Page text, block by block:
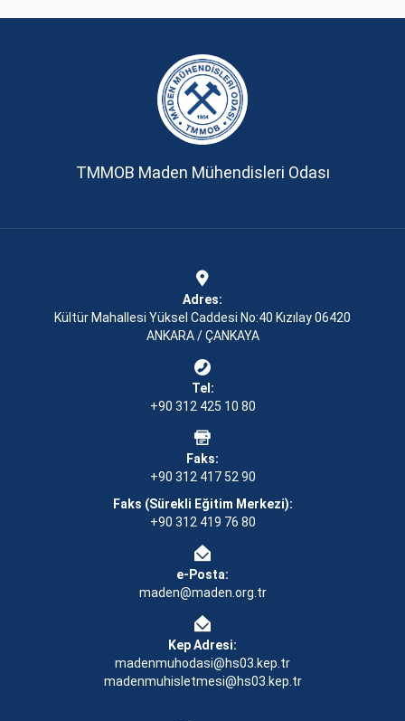
TMMOB Maden Mühendisleri Odası
Adres:
Kültür Mahallesi Yüksel Caddesi No:40 Kızılay 06420
ANKARA / ÇANKAYA
Tel:
+90 312 425 10 80
Faks:
+90 312 417 52 90
Faks (Sürekli Eğitim Merkezi):
+90 312 419 76 80
e-Posta:
maden@maden.org.tr
Kep Adresi:
madenmuhodasi@hs03.kep.tr
madenmuhisletmesi@hs03.kep.tr